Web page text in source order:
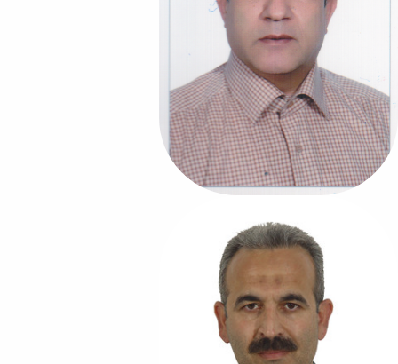
اولین رئیس دانشکده
رشته تخصصی:علوم اقتصادی
مدت خدمت:1396-1388